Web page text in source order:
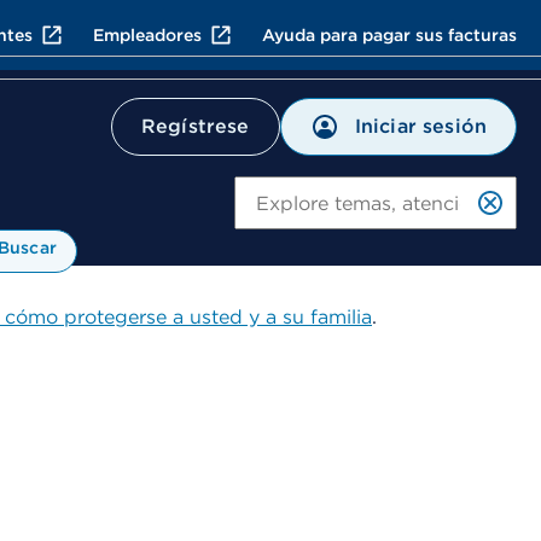
Empleadores Ayuda para pagar sus facturas
Regístrese Iniciar sesión
protegerse a usted y a su familia.